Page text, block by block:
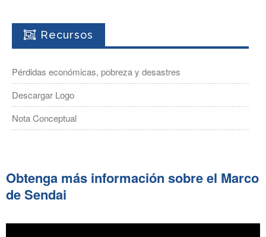
Recursos
Pérdidas económicas, pobreza y desastres
Descargar Logo
Nota Conceptual
Obtenga más información sobre el Marco
de Sendai